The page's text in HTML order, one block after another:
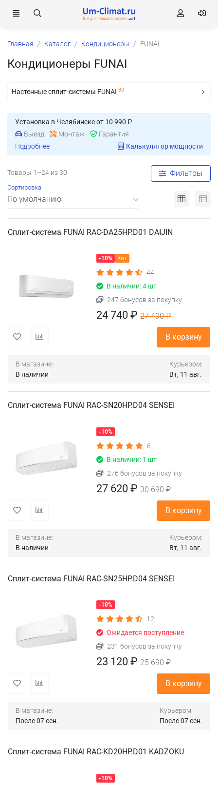
Главная Каталог Кондиционеры FUNAI
Кондиционеры FUNAI
Настенные сплит-системы FUNAI 30
Установка в Челябинске от 10 990 ₽
Выезд
Монтаж
Гарантия
Подробнее
Калькулятор мощности
Товары 1–24 из 30 Фильтры
Сортировка
Сплит-система FUNAI RAC-DA25HP.D01 DAIJIN
-10% Хит
44
В наличии: 4 шт
247 бонусов за покупку
24 740 ₽27 490 ₽
В корзину
В магазине:
В наличии
Курьером:
Вт, 11 авг.
Сплит-система FUNAI RAC-SN20HP.D04 SENSEI
-10%
6
В наличии: 1 шт
276 бонусов за покупку
27 620 ₽30 690 ₽
В корзину
В магазине:
В наличии
Курьером:
Вт, 11 авг.
Сплит-система FUNAI RAC-SN25HP.D04 SENSEI
-10%
12
Ожидается поступление
231 бонусов за покупку
23 120 ₽25 690 ₽
В корзину
В магазине:
После 07 сен.
Курьером:
После 07 сен.
Сплит-система FUNAI RAC-KD20HP.D01 KADZOKU
-10%